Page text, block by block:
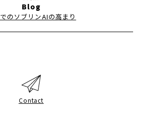
Blog
のソブリンAIの高まり
Contact